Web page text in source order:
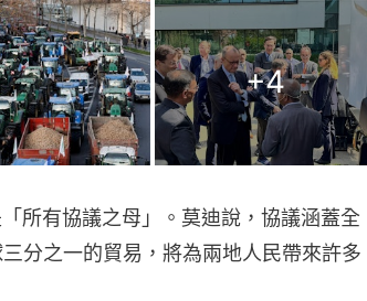
+4
所有協議之母」。莫迪說，協議涵蓋全
分之一的貿易，將為兩地人民帶來許多